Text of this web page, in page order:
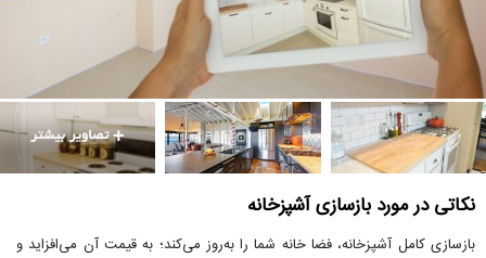
نکاتی در مورد بازسازی آشپزخانه
بازسازی کامل آشپزخانه، فضا خانه شما را به‌روز می‌کند؛ به قیمت آن می‌افزاید و